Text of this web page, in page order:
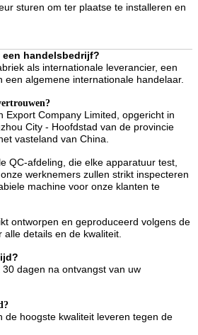
sturen om ter plaatse te installeren en
handelsbedrijf?
als internationale leverancier, een
een algemene internationale handelaar.
Export Company Limited, opgericht in
City - Hoofdstad van de provincie
vasteland van China.
QC-afdeling, die elke apparatuur test,
werknemers zullen strikt inspecteren
machine voor onze klanten te
ontworpen en geproduceerd volgens de
details en de kwaliteit.
dagen na ontvangst van uw
de hoogste kwaliteit leveren tegen de